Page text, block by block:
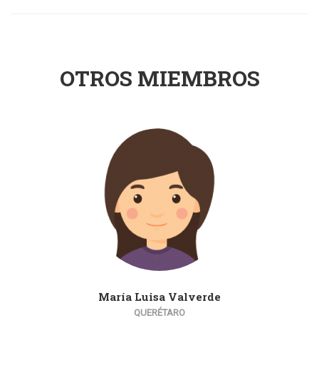
OTROS MIEMBROS
María Luisa Valverde
QUERÉTARO